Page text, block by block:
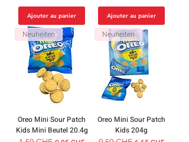
Ajouter au panier Ajouter au panier
Neuheiten
Oreo Mini Sour Patch
Kids Mini Beutel 20.4g
Neuheiten
Oreo Mini Sour Patch
Kids 204g